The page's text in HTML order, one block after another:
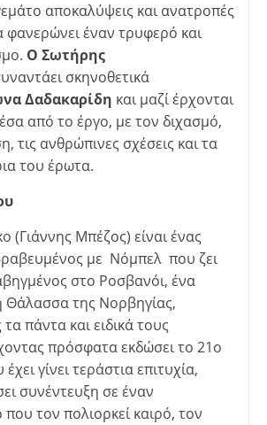
αποκαλύψεις και ανατροπές
φανερώνει έναν τρυφερό και
Ο Σωτήρης
σκηνοθετικά
Δαδακαρίδη και μαζί έρχονται
από το έργο, με τον διχασμό,
τις ανθρώπινες σχέσεις και τα
του έρωτα.
(Γιάννης Μπέζος) είναι ένας
με Νόμπελ που ζει
στο Ροσβανόι, ένα
Θάλασσα της Νορβηγίας,
πάντα και ειδικά τους
πρόσφατα εκδώσει το 21ο
γίνει τεράστια επιτυχία,
συνέντευξη σε έναν
τον πολιορκεί καιρό, τον